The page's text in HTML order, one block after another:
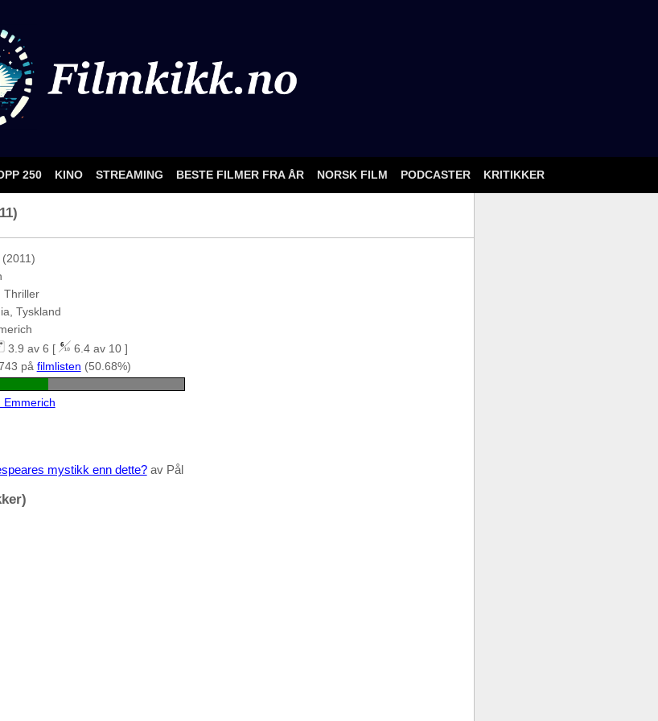
250 KINO STREAMING BESTE FILMER FRA ÅR NORSK FILM PODCASTER KRITIKKER
Thriller
Tyskland
3.9 av 6 [
6.4 av 10 ]
på filmlisten (50.68%)
Emmerich
mystikk enn dette?av Pål